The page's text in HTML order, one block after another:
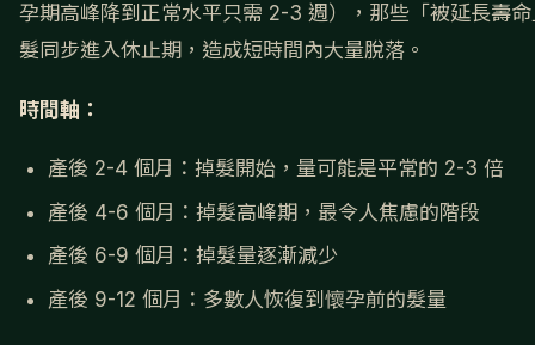
孕期高峰降到正常水平只需 2-3 週），那些「被延長壽
髮同步進入休止期，造成短時間內大量脫落。
時間軸：
產後 2-4 個月：掉髮開始，量可能是平常的 2-3 倍
產後 4-6 個月：掉髮高峰期，最令人焦慮的階段
產後 6-9 個月：掉髮量逐漸減少
產後 9-12 個月：多數人恢復到懷孕前的髮量